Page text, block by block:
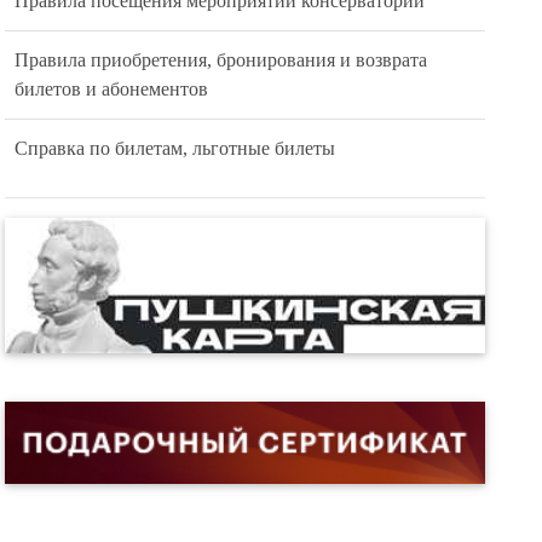
Правила приобретения, бронирования и возврата
билетов и абонементов
Справка по билетам, льготные билеты